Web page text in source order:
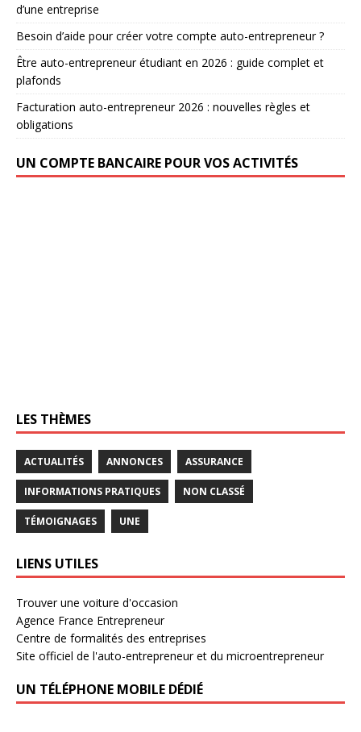
d’une entreprise
Besoin d’aide pour créer votre compte auto-entrepreneur ?
Être auto-entrepreneur étudiant en 2026 : guide complet et
plafonds
Facturation auto-entrepreneur 2026 : nouvelles règles et
obligations
UN COMPTE BANCAIRE POUR VOS ACTIVITÉS
LES THÈMES
ACTUALITÉS ANNONCES ASSURANCE
INFORMATIONS PRATIQUES NON CLASSÉ
TÉMOIGNAGES UNE
LIENS UTILES
Trouver une voiture d'occasion
Agence France Entrepreneur
Centre de formalités des entreprises
Site officiel de l'auto-entrepreneur et du microentrepreneur
UN TÉLÉPHONE MOBILE DÉDIÉ